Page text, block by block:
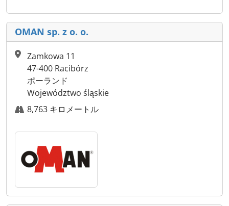
OMAN sp. z o. o.
Zamkowa 11
47-400 Racibórz
ポーランド
Województwo śląskie
8,763 キロメートル